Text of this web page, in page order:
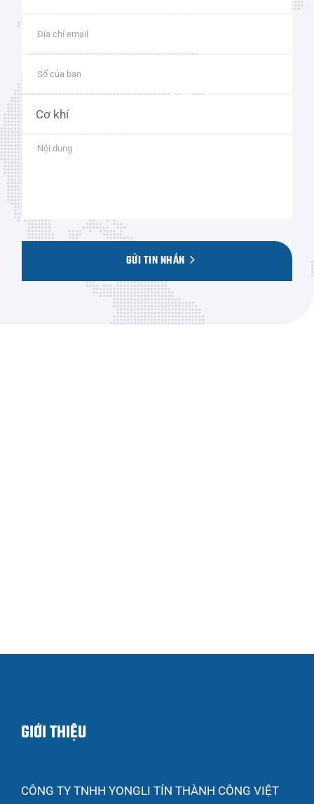
GỬI TIN NHẮN
GIỚI THIỆU
CÔNG TY TNHH YONGLI TÍN THÀNH CÔNG VIỆT